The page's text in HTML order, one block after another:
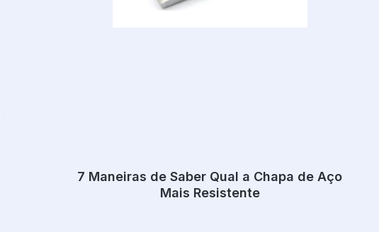
7 Maneiras de Saber Qual a Chapa de Aço
Mais Resistente